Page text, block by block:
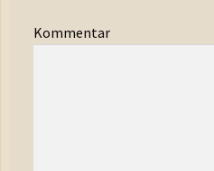
Kommentar